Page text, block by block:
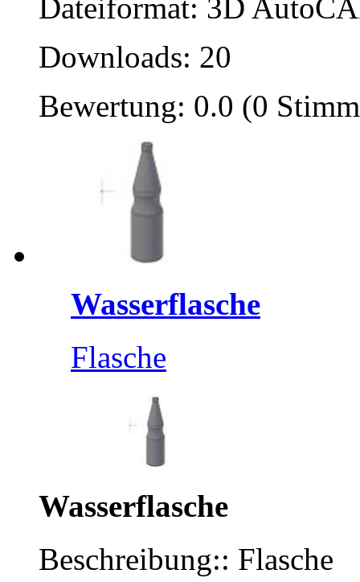
Dateiformat: 3D
Downloads: 20
Bewertung: 0.0 (0
Wasserflasche
Flasche
Wasserflasche
Beschreibung:: Flasche